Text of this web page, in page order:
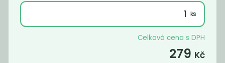
Celková cena s DPH
279 Kč